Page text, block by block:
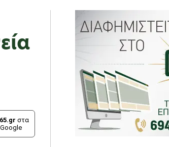
στα